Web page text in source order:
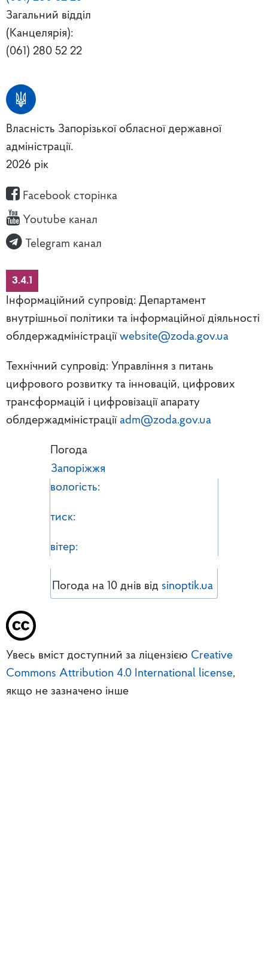
Загальний відділ
(Канцелярія):
(061) 280 52 22
Власність Запорізької обласної державної
адміністрації.
2026 рік
Facebook сторінка
Youtube канал
Telegram канал
3.4.1
Інформаційний супровід: Департамент
внутрішньої політики та інформаційної діяльності
облдержадміністрації website@zoda.gov.ua
Технічний супровід: Управління з питань
цифрового розвитку та інновацій, цифрових
трансформацій і цифровізації апарату
облдержадміністрації adm@zoda.gov.ua
Погода
Запоріжжя
вологість:
тиск:
вітер:
Погода на 10 днів від sinoptik.ua
Увесь вміст доступний за ліцензією Creative
Commons Attribution 4.0 International license,
якщо не зазначено інше